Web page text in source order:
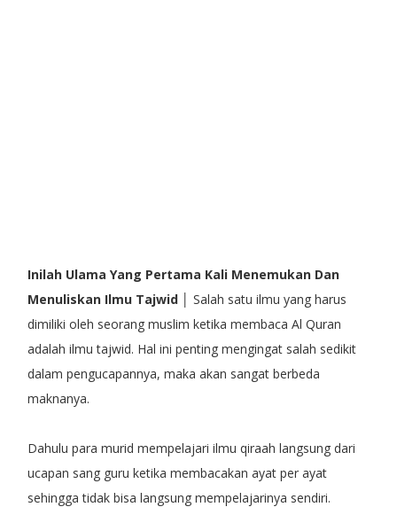
Inilah Ulama Yang Pertama Kali Menemukan Dan
Menuliskan Ilmu Tajwid│ Salah satu ilmu yang harus
dimiliki oleh seorang muslim ketika membaca Al Quran
adalah ilmu tajwid. Hal ini penting mengingat salah sedikit
dalam pengucapannya, maka akan sangat berbeda
maknanya.
Dahulu para murid mempelajari ilmu qiraah langsung dari
ucapan sang guru ketika membacakan ayat per ayat
sehingga tidak bisa langsung mempelajarinya sendiri.